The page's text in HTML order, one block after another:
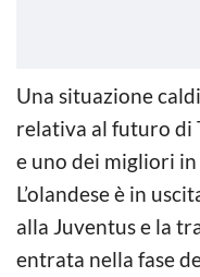
Una situazione
relativa al futuro di
e uno dei migliori
L’olandese è in
alla Juventus e la
entrata nella fase